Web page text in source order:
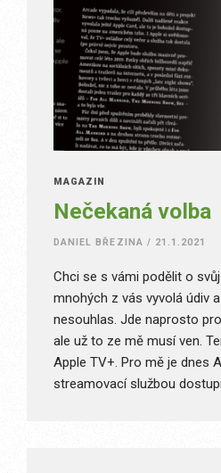
MAGAZÍN
Nečekaná volba
DANIEL BŘEZINA / 21.1.2021
Chci se s vámi podělit o
mnohých z vás vyvolá údiv
nesouhlas. Jde naprosto
ale už to ze mě musí ven.
Apple TV+. Pro mě je dnes
streamovací službou